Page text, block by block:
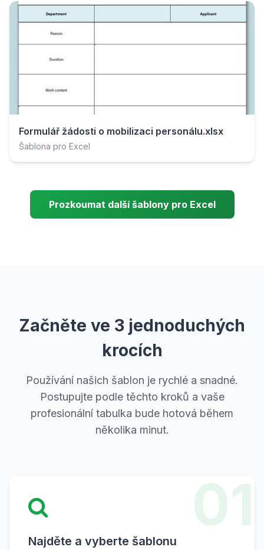
Formulář žádosti o mobilizaci personálu.xlsx
Šablona pro Excel
Prozkoumat další šablony pro Excel
Začněte ve 3 jednoduchých
krocích
Používání našich šablon je rychlé a snadné.
Postupujte podle těchto kroků a vaše
profesionální tabulka bude hotová během
několika minut.
01
Najděte a vyberte šablonu